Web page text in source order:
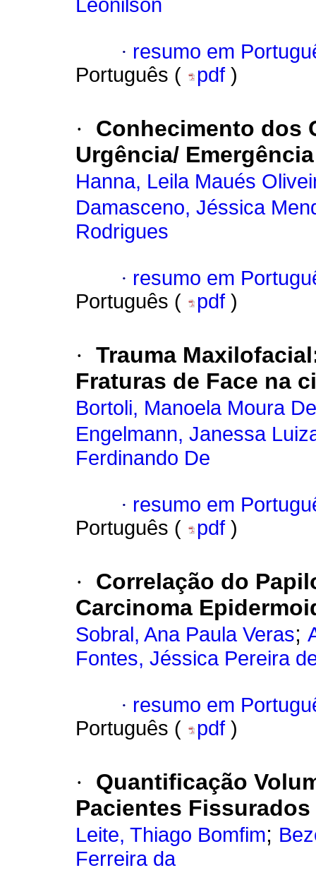
Lêonilson
· resumo em
Português (
pdf )
·
Conhecimento dos
Urgência/
Hanna, Leila Maués
Damasceno, Jéssica
Rodrigues
· resumo em
Português (
pdf )
· Trauma
Fraturas de Face na
Bortoli, Manoela Moura De
Engelmann, Janessa
Ferdinando De
· resumo em
Português (
pdf )
·
Correlação do
Carcinoma
Sobral, Ana Paula Veras;
Fontes, Jéssica Pereira
· resumo em
Português (
pdf )
·
Quantificação
Pacientes Fissurados
Leite, Thiago Bomfim;
Ferreira da